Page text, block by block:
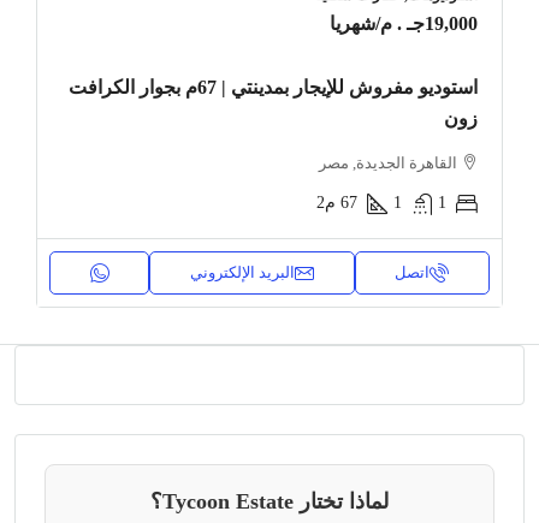
19,000جـ . م /شهريا
استوديو مفروش للإيجار بمدينتي | 67م بجوار الكرافت
زون
القاهرة الجديدة, مصر
1
1
67 م2
اتصل البريد الإلكتروني
لماذا تختار Tycoon Estate؟